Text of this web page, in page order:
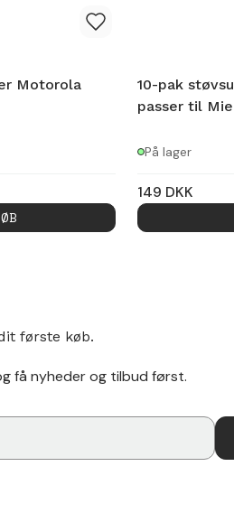
Motorola
10-pak
passer til
På lager
149 DKK
første køb.
få nyheder og tilbud først.